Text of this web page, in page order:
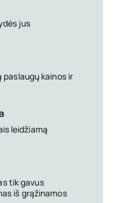
jus
kainos ir
leidžiamą
tik gavus
iš grąžinamos